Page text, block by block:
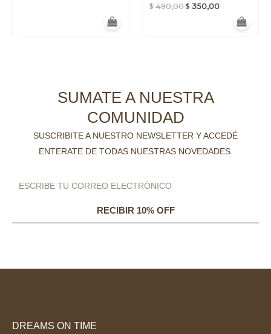
$490,00 $ 350,00
SUMATE A NUESTRA
COMUNIDAD
SUSCRIBITE A NUESTRO NEWSLETTER Y ACCEDÉ
ENTERATE DE TODAS NUESTRAS NOVEDADES.
RECIBIR 10% OFF
DREAMS ON TIME